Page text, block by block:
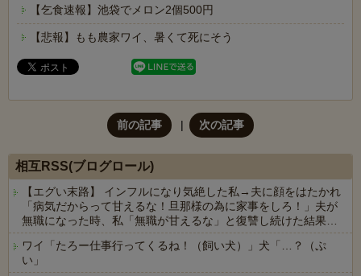
【乞食速報】池袋でメロン2個500円
【悲報】もも農家ワイ、暑くて死にそう
前の記事 次の記事
相互RSS(ブログロール)
【エグい末路】 インフルになり気絶した私→夫に顔をはたかれ
「病気だからって甘えるな！旦那様の為に家事をしろ！」夫が
無職になった時、私「無職が甘えるな」と復讐し続けた結果…
ワイ「たろー仕事行ってくるね！（飼い犬）」犬「…？（ぷ
い」